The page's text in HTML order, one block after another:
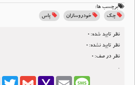
برچسب ها:
چک
خودروسازان پاس
نظر تایید شده:0
نظر تایید نشده:0
نظر در صف:0
Twitter Gmail
Yahoo
Email Message